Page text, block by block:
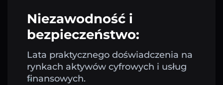
Niezawodność i
bezpieczeństwo:
Lata praktycznego doświadczenia na
rynkach aktywów cyfrowych i usług
finansowych.